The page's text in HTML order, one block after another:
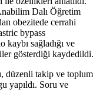
Dalı Öğretim
obezitede cerrahi
bypass
kaybı sağladığı ve
gösterdiği kaydedildi.
düzenli takip ve toplum
yapıldı. Soru ve